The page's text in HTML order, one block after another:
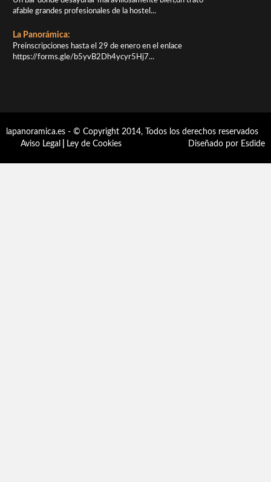
afable grandes profesionales de la hostel...
La Panorámica:
Preinscripciones hasta el 29 de enero en el enlace
https://forms.gle/b5yvB2Dh4ycyr5Hj7...
lapanoramica.es - © Copyright 2014, Todos los derechos reservados
Aviso Legal
Ley de Cookies Diseñado por Esdide